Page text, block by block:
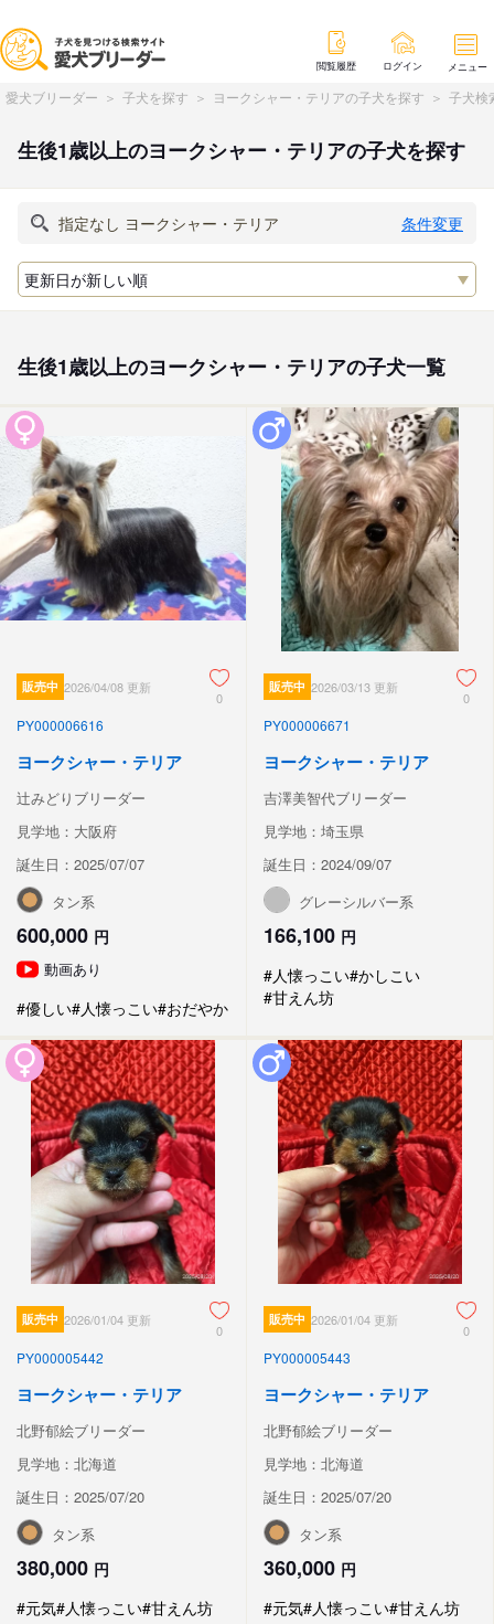
閲覧履歴 ログイン メニュー
愛犬ブリーダー 子犬を探す ヨークシャー・テリアの子犬を探す 子犬検
生後1歳以上のヨークシャー・テリアの子犬を探す
条件変更
生後1歳以上のヨークシャー・テリアの子犬一覧
販売中 2026/04/08 更新
0
PY000006616
ヨークシャー・テリア
辻みどりブリーダー
見学地：大阪府
誕生日：2025/07/07
タン系
600,000 円
動画あり
#優しい#人懐っこい#おだやか
販売中 2026/03/13 更新
0
PY000006671
ヨークシャー・テリア
吉澤美智代ブリーダー
見学地：埼玉県
誕生日：2024/09/07
グレーシルバー系
166,100 円
#人懐っこい#かしこい
#甘えん坊
販売中 2026/01/04 更新
0
PY000005442
ヨークシャー・テリア
北野郁絵ブリーダー
見学地：北海道
誕生日：2025/07/20
タン系
380,000 円
#元気#人懐っこい#甘えん坊
販売中 2026/01/04 更新
0
PY000005443
ヨークシャー・テリア
北野郁絵ブリーダー
見学地：北海道
誕生日：2025/07/20
タン系
360,000 円
#元気#人懐っこい#甘えん坊